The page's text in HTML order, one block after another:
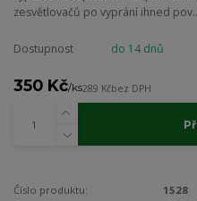
zesvětlovačů po vyprání ihned
Dostupnost do 14 dnů
350 Kč/ks289 Kčbez DPH
Číslo produktu:
1528